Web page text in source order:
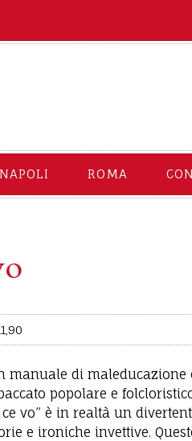
NAPOLI ROMA
manuale di maleducazione
popolare e
ce vo” è in realtà un
e ironiche invettive.